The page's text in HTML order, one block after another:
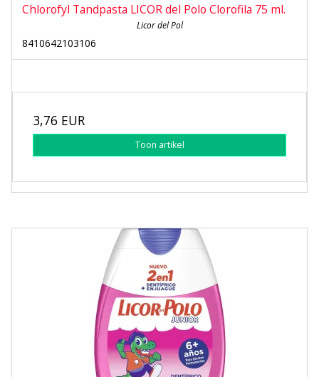
Chlorofyl Tandpasta LICOR del Polo Clorofila 75 ml.
Licor del Pol
8410642103106
3,76 EUR
Toon artikel